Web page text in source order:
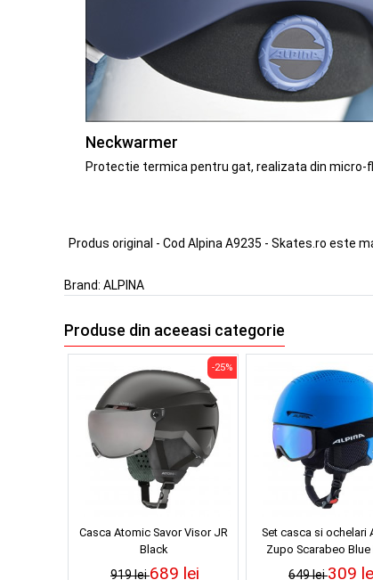
Neckwarmer
Protectie termica pentru gat, realizata din micro-
Produs original - Cod Alpina A9235 - Skates.ro este
Brand: ALPINA
Produse din aceeasi categorie
Casca Atomic Savor Visor JR
Black
919 lei
-25%
689 lei
Set casca si ochelari
Zupo Scarabeo
649 lei309